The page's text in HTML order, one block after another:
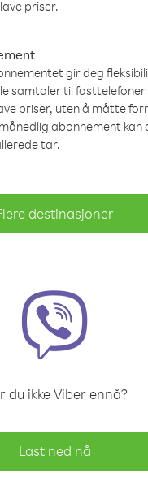
priser.
gir deg
samtaler til fasttelefoner
priser, uten å måtte
abonnement kan
tar.
destinasjoner
du ikke Viber ennå?
Last ned nå